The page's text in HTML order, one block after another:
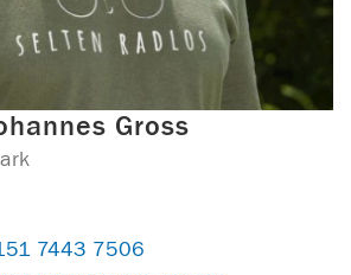
Gross
7443 7506